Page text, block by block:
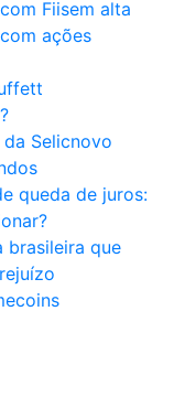
Fiisem alta
ações
Selicnovo
queda de juros:
brasileira que